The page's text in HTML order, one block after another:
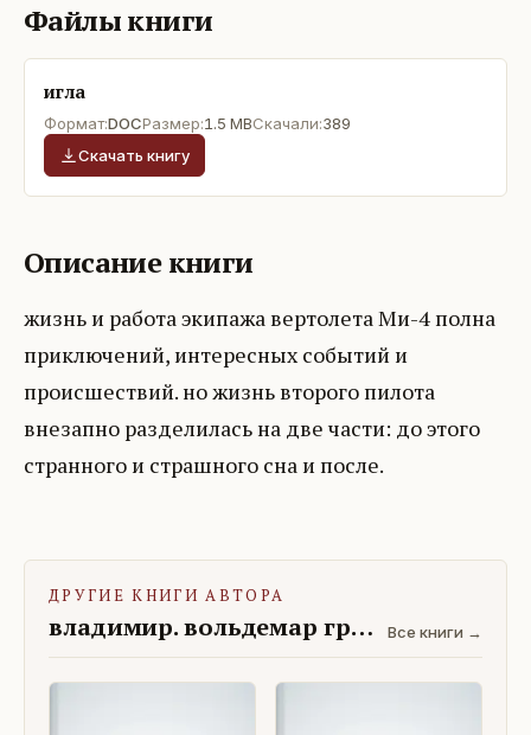
Файлы книги
игла
Формат:DOCРазмер:1.5 MBСкачали:389
Скачать книгу
Описание книги
жизнь и работа экипажа вертолета Ми-4 полна
приключений, интересных событий и
происшествий. но жизнь второго пилота
внезапно разделилась на две части: до этого
странного и страшного сна и после.
ДРУГИЕ КНИГИ АВТОРА
владимир. вольдемар грилелави Все книги →